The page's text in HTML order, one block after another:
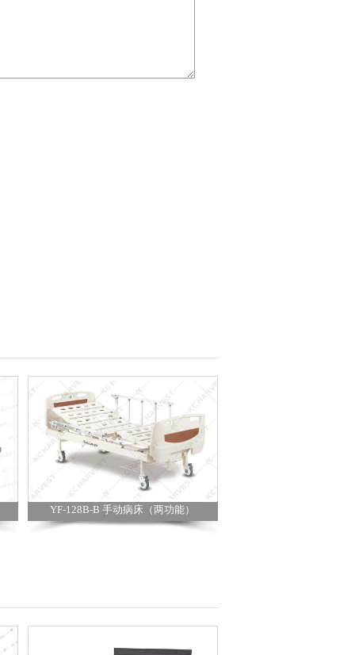
YF-128B-B 手动病床（两功能）